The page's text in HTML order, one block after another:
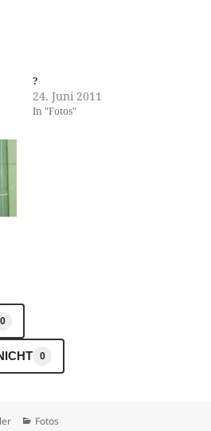
?
24. Juni 2011
In "Fotos"
0
0
Kategorien
Fotos